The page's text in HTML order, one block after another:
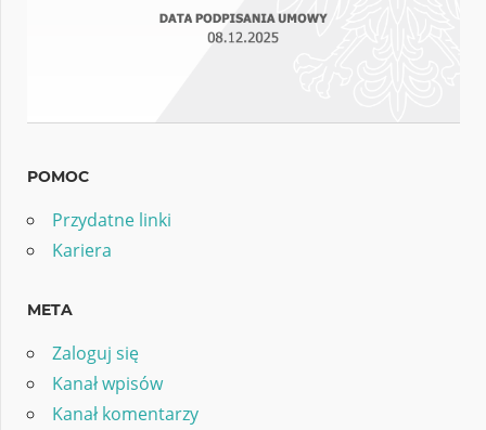
POMOC
Przydatne linki
Kariera
META
Zaloguj się
Kanał wpisów
Kanał komentarzy